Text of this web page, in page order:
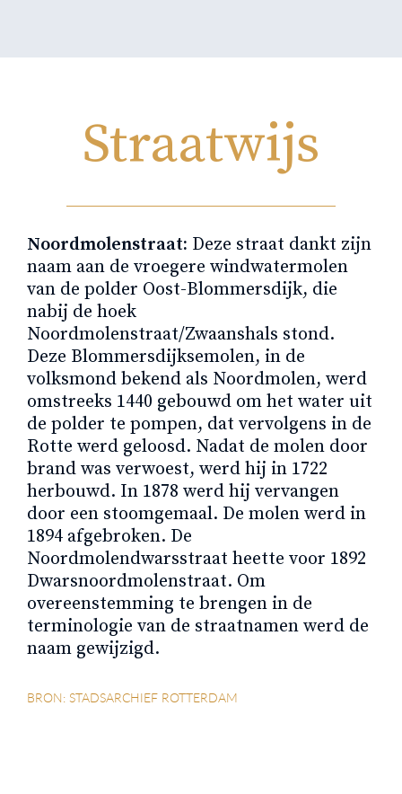
Straatwijs
Noordmolenstraat: Deze straat dankt zijn
naam aan de vroegere windwatermolen
van de polder Oost-Blommersdijk, die
nabij de hoek
Noordmolenstraat/Zwaanshals stond.
Deze Blommersdijksemolen, in de
volksmond bekend als Noordmolen, werd
omstreeks 1440 gebouwd om het water uit
de polder te pompen, dat vervolgens in de
Rotte werd geloosd. Nadat de molen door
brand was verwoest, werd hij in 1722
herbouwd. In 1878 werd hij vervangen
door een stoomgemaal. De molen werd in
1894 afgebroken. De
Noordmolendwarsstraat heette voor 1892
Dwarsnoordmolenstraat. Om
overeenstemming te brengen in de
terminologie van de straatnamen werd de
naam gewijzigd.
BRON: STADSARCHIEF ROTTERDAM